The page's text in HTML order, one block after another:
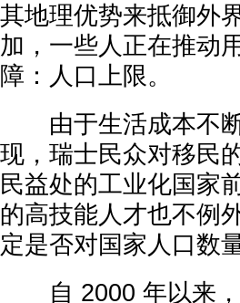
其地理优势来抵御外
加，一些人正在推动
障：人口上限。
由于生活成本不断
现，瑞士民众对移民
民益处的工业化国家
的高技能人才也不例
定是否对国家人口数
自 2000 年以来，